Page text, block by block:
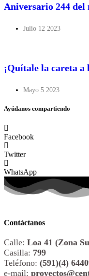
Aniversario 244 del
Julio 12 2023
¡Quítale la careta
Mayo 5 2023
Ayúdanos compartiendo
Facebook
Twitter
WhatsApp
Contáctanos
Calle: Loa 41 (Zona
Casilla: 799
Teléfono: (591)(4)
e-mail: